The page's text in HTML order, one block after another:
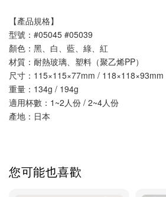
【產品規格】
型號：#05045 #05039
顏色：黑、白、藍、綠、紅
材質：耐熱玻璃、塑料（聚乙烯PP）
尺寸：115×115×77mm / 118×118×93mm
重量：134g / 194g
適用杯數：1~2人份 / 2~4人份
產地：日本
您可能也喜歡